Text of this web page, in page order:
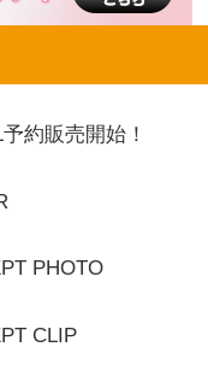
約販売開始！
PHOTO
CLIP